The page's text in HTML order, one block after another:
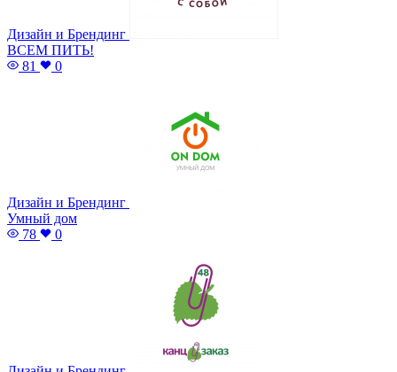
Дизайн и Брендинг
ВСЕМ ПИТЬ!
81
0
Дизайн и Брендинг
Умный дом
78
0